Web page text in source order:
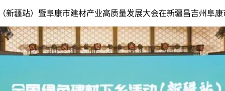
疆站）暨阜康市建材产业高质量发展大会在新疆昌吉州阜康